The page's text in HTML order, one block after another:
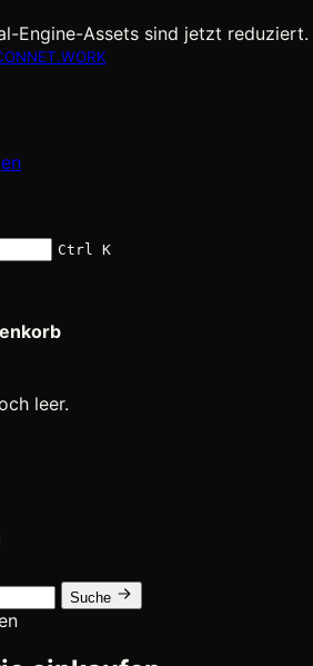
Engine-Assets sind jetzt reduziert.
Ctrl K
leer.
Suche